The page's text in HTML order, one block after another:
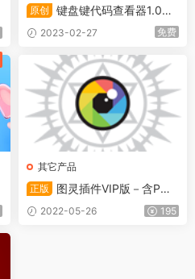
原创
键盘键代码查看器1.0可
查看易语言常量支持32位与64
位
2023-02-27 免费
其它产品
正版
图灵插件VIP版－含P
C、按键精灵与懒人精灵版本
(支持安卓与IOS)
2022-05-26 195